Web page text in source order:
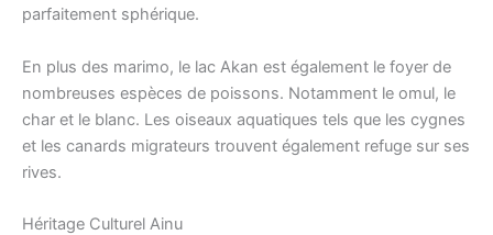
parfaitement sphérique.
En plus des marimo, le lac Akan est également le foyer de
nombreuses espèces de poissons. Notamment le omul, le
char et le blanc. Les oiseaux aquatiques tels que les cygnes
et les canards migrateurs trouvent également refuge sur ses
rives.
Héritage Culturel Ainu